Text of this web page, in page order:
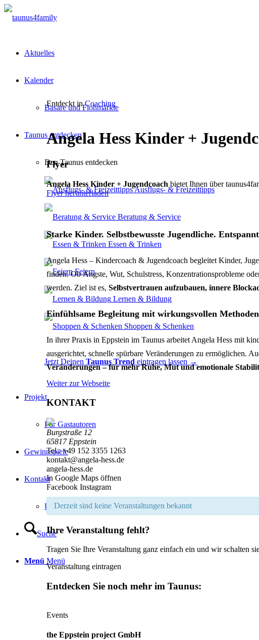
Aktuelles
Kalender
Basare und Flohmärkte
Taunus entdecken
Den Taunus entdecken
Ausflugs- & Freizeittipps
Beratung & Service
Essen & Trinken
Feiern
Lernen & Bildung
Shoppen & Schenken
Jetzt Deinen Taunus Trend eintragen lassen →
Projekt
Für Gastautoren
Gewinnspiele
Kontakt
Über mich
Suche
Menü Menü
Entdeckt inCoaching
Angela Hess Kinder +
Flyer
Angela Hess Kinder + Jugendcoach bietet Ihnen über
Flyer herunterladen
Starke Kinder. Selbstbewusste Jugendliche.
Angela Hess – Kindercoach & Jugendcoach begleitet Kinder,
finden. Ob Ängste, Wut, Schulstress, Konzentrationsprobleme
werden. Ziel ist es, Selbstvertrauen aufzubauen, innere
Einfühlsame Begleitung mit wirkungsvollen Methoden
In ihrer Praxis in Eppstein im Taunus arbeitet Angela Hess mit
ausgerichtet, schnelle spürbare Veränderungen zu ermöglichen.
Veränderungen – für mehr Ruhe, Mut und emotionale
Weiter zur Webseite
KONTAKT
Burgstraße 12
65817 Eppstein
Tel.: +49 152 3355 1263
kontakt@angela-hess.de
angela-hess.de
In Google Maps öffnen
Facebook Instagram
Derzeit sind keine Veranstaltungen bekannt
Ihre Veranstaltung fehlt?
Tragen Sie Ihre Veranstaltung ganz einfach ein und wir schalten
Veranstaltung eintragen
Entdecken Sie noch mehr im Taunus:
Events
the Eppstein project GmbH